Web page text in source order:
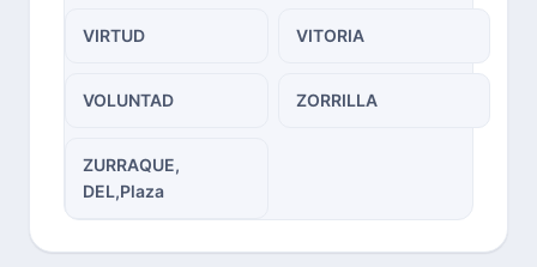
VIRTUD VITORIA
VOLUNTAD ZORRILLA
ZURRAQUE,
DEL,Plaza